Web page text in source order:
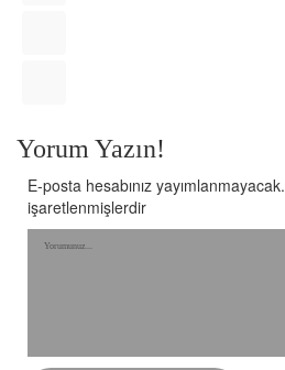
Yorum Yazın!
E-posta hesabınız yayımlanmayacak.
işaretlenmişlerdir